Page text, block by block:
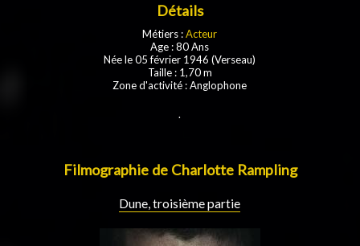
Détails
Métiers :Acteur
Age : 80 Ans
Née le 05 février 1946 (Verseau)
Taille : 1,70 m
Zone d'activité : Anglophone
.
Filmographie de Charlotte Rampling
Dune, troisième partie